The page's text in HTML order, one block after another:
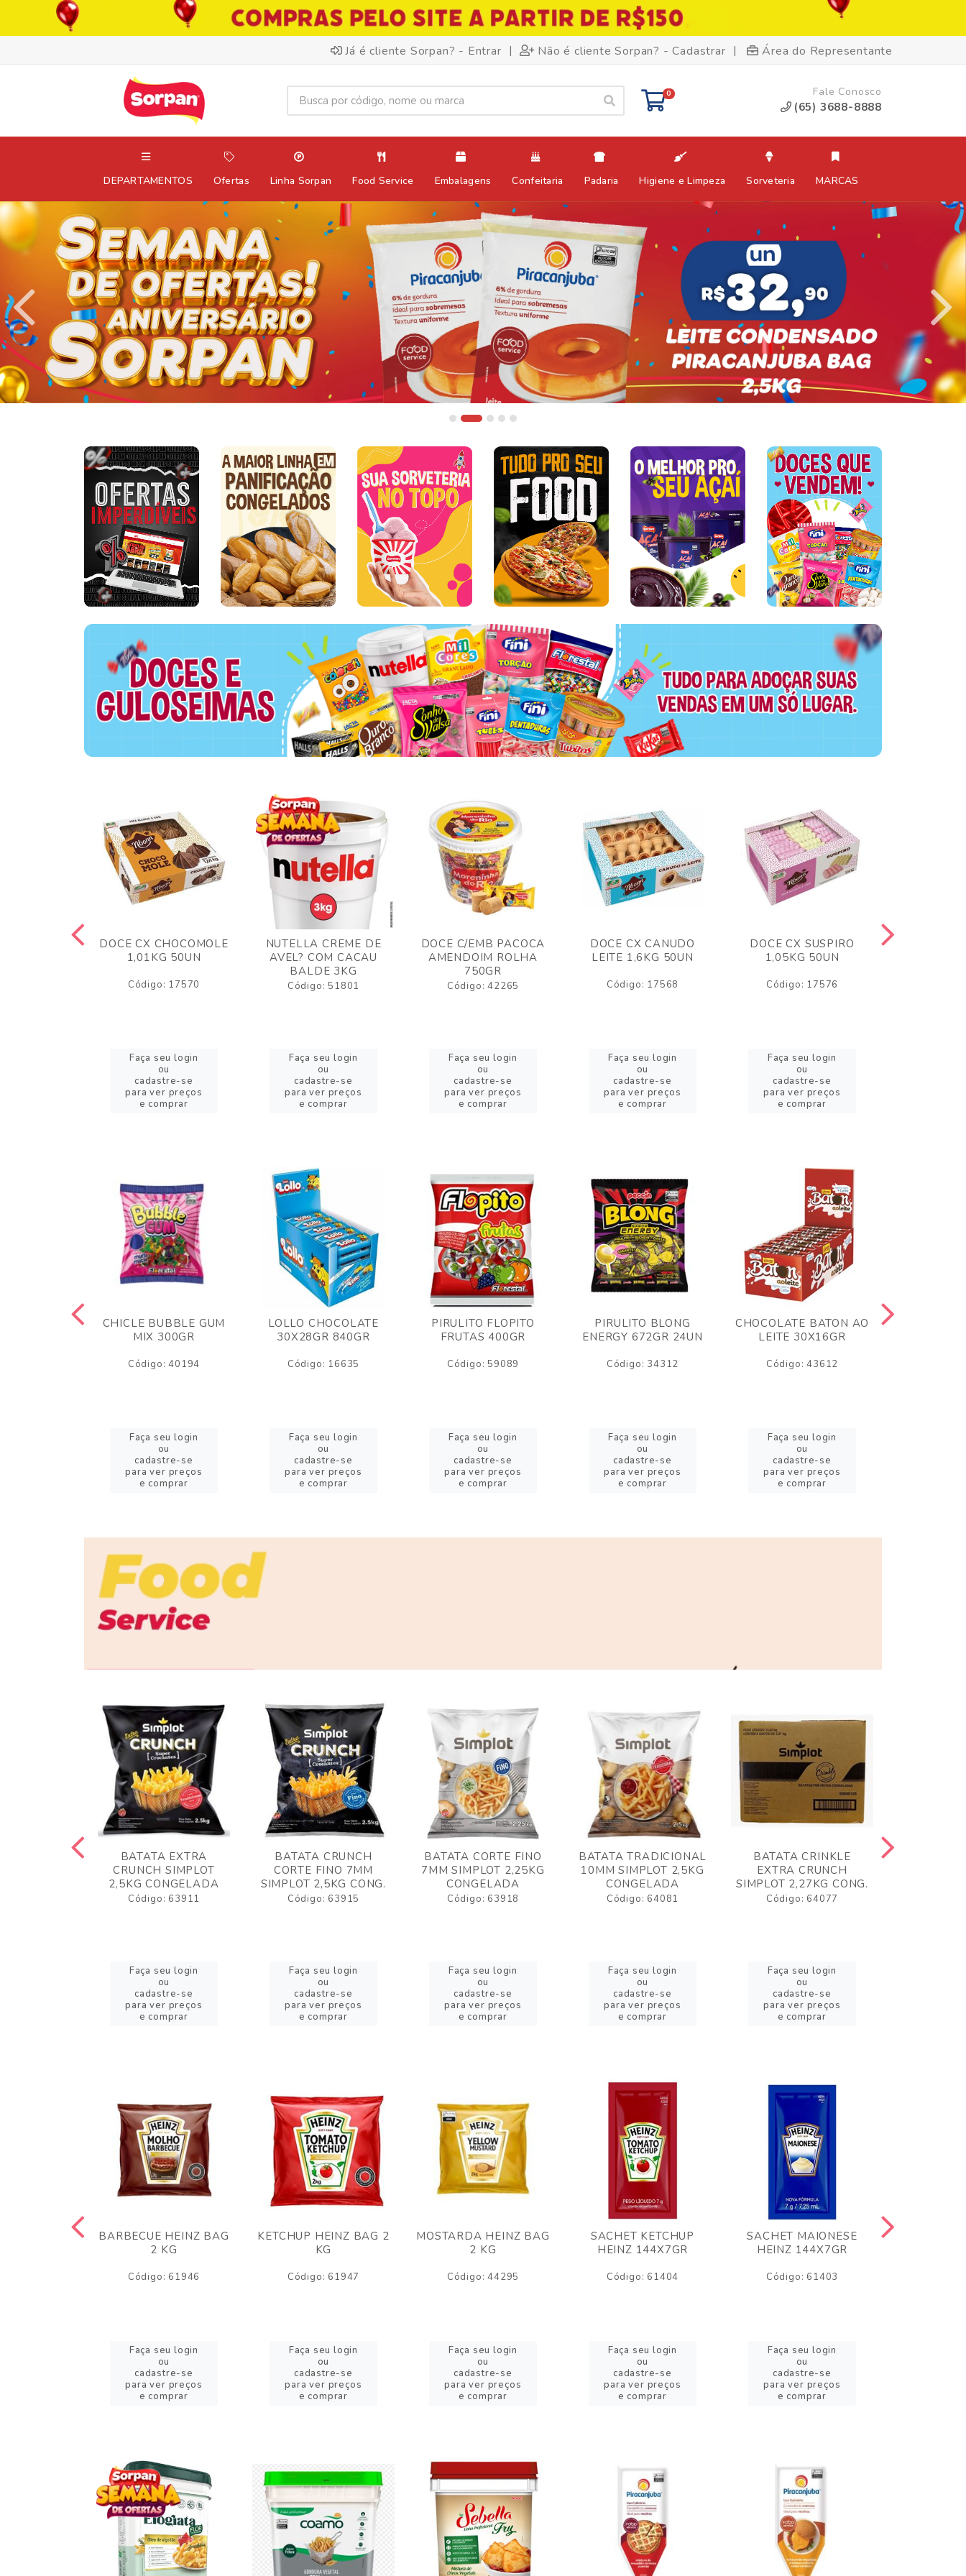
Já é cliente Sorpan? - Entrar | Não é cliente Sorpan? - Cadastrar | Área do Representante
0 Fale Conosco
(65) 3688-8888
DEPARTAMENTOS Ofertas Linha Sorpan Food Service Embalagens Confeitaria Padaria Higiene e Limpeza Sorveteria MARCAS
DOCE CX CHOCOMOLE
1,01KG 50UN
Código: 17570
Faça seu login
ou
cadastre-se
para ver preços
e comprar
NUTELLA CREME DE
AVEL? COM CACAU
BALDE 3KG
Código: 51801
Faça seu login
ou
cadastre-se
para ver preços
e comprar
DOCE C/EMB PACOCA
AMENDOIM ROLHA
750GR
Código: 42265
Faça seu login
ou
cadastre-se
para ver preços
e comprar
DOCE CX CANUDO
LEITE 1,6KG 50UN
Código: 17568
Faça seu login
ou
cadastre-se
para ver preços
e comprar
DOCE CX SUSPIRO
1,05KG 50UN
Código: 17576
Faça seu login
ou
cadastre-se
para ver preços
e comprar
CHICLE BUBBLE GUM
MIX 300GR
Código: 40194
Faça seu login
ou
cadastre-se
para ver preços
e comprar
LOLLO CHOCOLATE
30X28GR 840GR
Código: 16635
Faça seu login
ou
cadastre-se
para ver preços
e comprar
PIRULITO FLOPITO
FRUTAS 400GR
Código: 59089
Faça seu login
ou
cadastre-se
para ver preços
e comprar
PIRULITO BLONG
ENERGY 672GR 24UN
Código: 34312
Faça seu login
ou
cadastre-se
para ver preços
e comprar
CHOCOLATE BATON AO
LEITE 30X16GR
Código: 43612
Faça seu login
ou
cadastre-se
para ver preços
e comprar
BATATA EXTRA
CRUNCH SIMPLOT
2,5KG CONGELADA
Código: 63911
Faça seu login
ou
cadastre-se
para ver preços
e comprar
BATATA CRUNCH
CORTE FINO 7MM
SIMPLOT 2,5KG CONG.
Código: 63915
Faça seu login
ou
cadastre-se
para ver preços
e comprar
BATATA CORTE FINO
7MM SIMPLOT 2,25KG
CONGELADA
Código: 63918
Faça seu login
ou
cadastre-se
para ver preços
e comprar
BATATA TRADICIONAL
10MM SIMPLOT 2,5KG
CONGELADA
Código: 64081
Faça seu login
ou
cadastre-se
para ver preços
e comprar
BATATA CRINKLE
EXTRA CRUNCH
SIMPLOT 2,27KG CONG.
Código: 64077
Faça seu login
ou
cadastre-se
para ver preços
e comprar
BARBECUE HEINZ BAG
2 KG
Código: 61946
Faça seu login
ou
cadastre-se
para ver preços
e comprar
KETCHUP HEINZ BAG 2
KG
Código: 61947
Faça seu login
ou
cadastre-se
para ver preços
e comprar
MOSTARDA HEINZ BAG
2 KG
Código: 44295
Faça seu login
ou
cadastre-se
para ver preços
e comprar
SACHET KETCHUP
HEINZ 144X7GR
Código: 61404
Faça seu login
ou
cadastre-se
para ver preços
e comprar
SACHET MAIONESE
HEINZ 144X7GR
Código: 61403
Faça seu login
ou
cadastre-se
para ver preços
e comprar